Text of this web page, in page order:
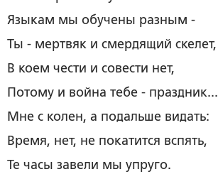
Языкам мы обучены разным -
Ты - мертвяк и смердящий скелет,
В коем чести и совести нет,
Потому и война тебе - праздник...
Мне с колен, а подальше видать:
Время, нет, не покатится вспять,
Те часы завели мы упруго.